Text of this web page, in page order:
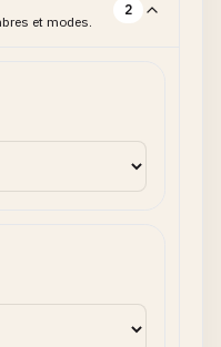
et modes.
2